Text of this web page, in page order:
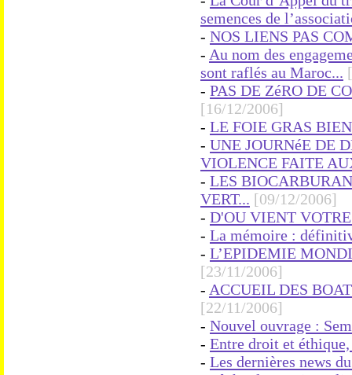
semences de
- NOS LIENS PAS
- Au nom des
sont raflés au Maroc...
- PAS DE ZéRO DE
[16/12/2006]
- LE FOIE GRAS
- UNE JOURNéE DE
VIOLENCE FAITE
- LES
VERT... [09/12/2006]
- D'OU VIENT VOTRE
- La mémoire :
- L’EPIDEMIE
[23/11/2006]
- ACCUEIL DES
[22/11/2006]
- Nouvel ouvrage :
- Entre droit et
- Les dernières news